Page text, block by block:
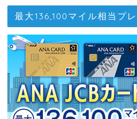
最大136,100マイル相当プレ